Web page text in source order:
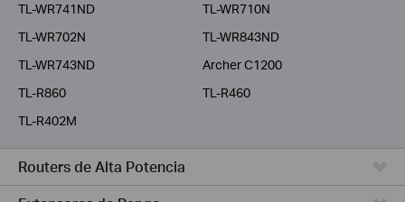
TL-WR741ND
TL-WR710N
TL-WR702N
TL-WR843ND
TL-WR743ND
Archer C1200
TL-R860
TL-R460
TL-R402M
Routers de Alta Potencia